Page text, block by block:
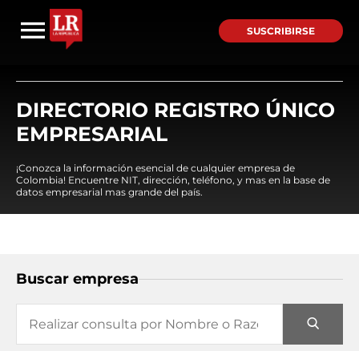
SUSCRIBIRSE
DIRECTORIO REGISTRO ÚNICO
EMPRESARIAL
¡Conozca la información esencial de cualquier empresa de
Colombia! Encuentre NIT, dirección, teléfono, y mas en la base de
datos empresarial mas grande del país.
Buscar empresa